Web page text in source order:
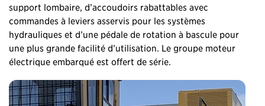
support lombaire, d’accoudoirs rabattables avec
commandes à leviers asservis pour les systèmes
hydrauliques et d’une pédale de rotation à bascule pour
une plus grande facilité d’utilisation. Le groupe moteur
électrique embarqué est offert de série.